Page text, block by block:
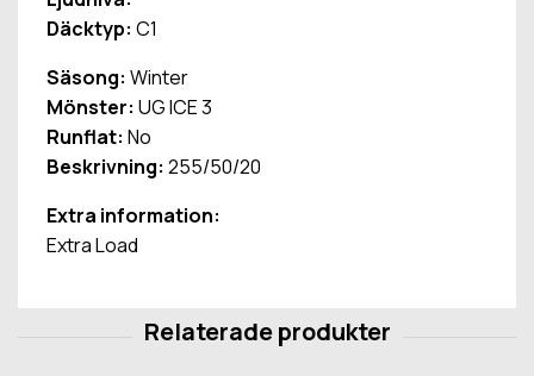
Däcktyp: C1
Säsong: Winter
Mönster: UG ICE 3
Runflat: No
Beskrivning: 255/50/20
Extra information:
Extra Load